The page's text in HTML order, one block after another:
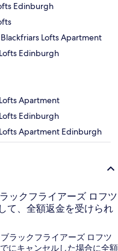
Edinburgh
Lofts Apartment
Edinburgh
Apartment
Edinburgh
Apartment Edinburgh
ックフライアーズ ロフツ
て、全額返金を受けられ
ラックフライアーズ ロフツ
にキャンセルした場合に全額